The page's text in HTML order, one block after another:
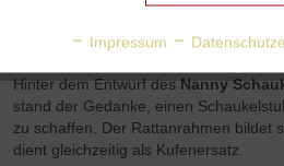
Nanna Ditzel
Hinter dem Entwurf des Nanny
stand der Gedanke, einen
zu schaffen. Der Rattanrahmen bildet
dient gleichzeitig als Kufenersatz.
Personalisierung
Service
Impressum